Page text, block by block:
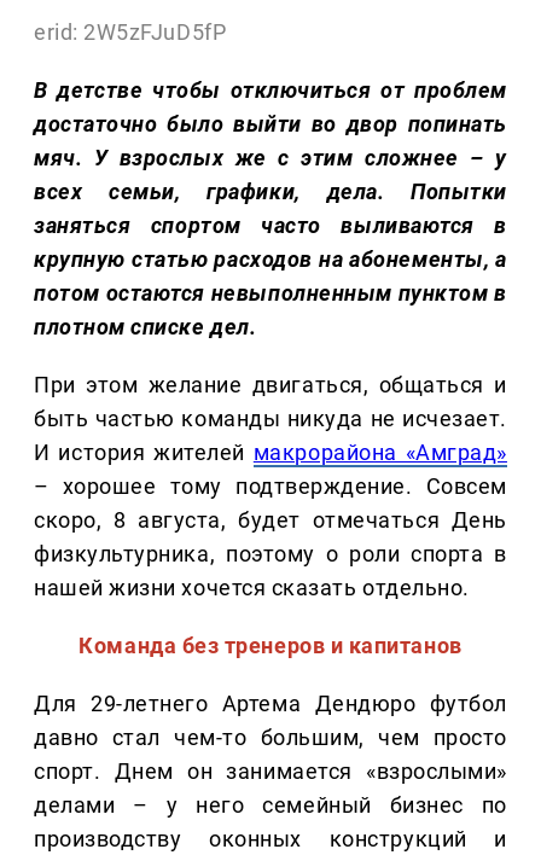
erid: 2W5zFJuD5fP
В детстве чтобы отключиться от проблем
достаточно было выйти во двор попинать
мяч. У взрослых же с этим сложнее – у
всех семьи, графики, дела. Попытки
заняться спортом часто выливаются в
крупную статью расходов на абонементы, а
потом остаются невыполненным пунктом в
плотном списке дел.
При этом желание двигаться, общаться и
быть частью команды никуда не исчезает.
И история жителей макрорайона «Амград»
– хорошее тому подтверждение. Совсем
скоро, 8 августа, будет отмечаться День
физкультурника, поэтому о роли спорта в
нашей жизни хочется сказать отдельно.
Команда без тренеров и капитанов
Для 29-летнего Артема Дендюро футбол
давно стал чем-то большим, чем просто
спорт. Днем он занимается «взрослыми»
делами – у него семейный бизнес по
производству оконных конструкций и